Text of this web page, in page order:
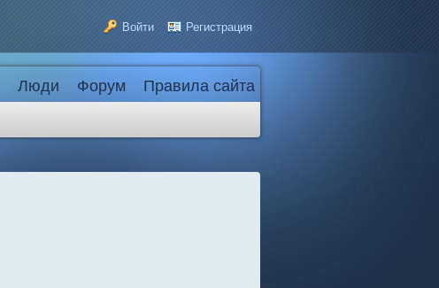
Войти Регистрация
Люди Форум
Правила сайта